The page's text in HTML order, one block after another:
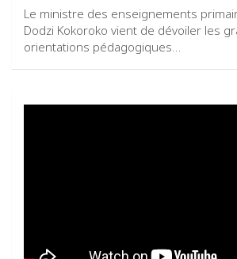
Le ministre des enseignements
Dodzi Kokoroko vient de dévoiler les
orientations pédagogiques…